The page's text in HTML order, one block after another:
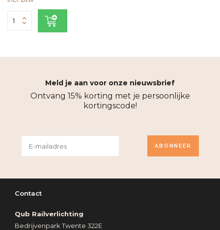
Meld je aan voor onze nieuwsbrief
Ontvang 15% korting met je persoonlijke
kortingscode!
ABONNEER
Contact
Qub Railverlichting
Bedrijvenpark Twente 322E